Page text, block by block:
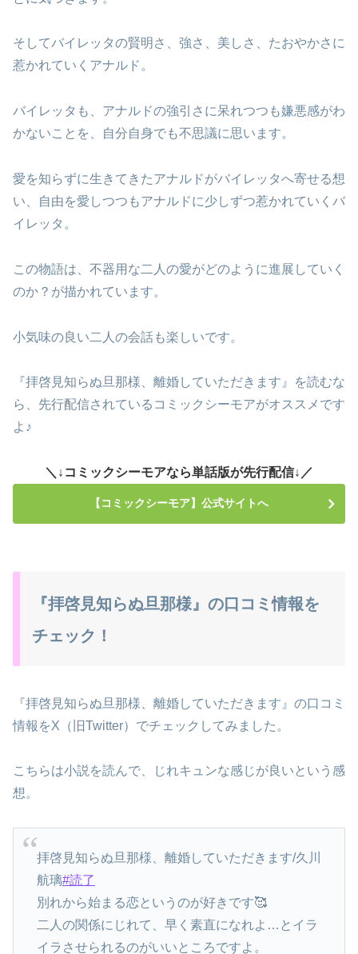
そしてバイレッタの賢明さ、強さ、美しさ、たおやかさに
惹かれていくアナルド。
バイレッタも、アナルドの強引さに呆れつつも嫌悪感がわ
かないことを、自分自身でも不思議に思います。
愛を知らずに生きてきたアナルドがバイレッタへ寄せる想
い、自由を愛しつつもアナルドに少しずつ惹かれていくバ
イレッタ。
この物語は、不器用な二人の愛がどのように進展していく
のか？が描かれています。
小気味の良い二人の会話も楽しいです。
『拝啓見知らぬ旦那様、離婚していただきます』を読むな
ら、先行配信されているコミックシーモアがオススメです
よ♪
＼↓コミックシーモアなら単話版が先行配信↓／
【コミックシーモア】公式サイトへ
『拝啓見知らぬ旦那様』の口コミ情報を
チェック！
『拝啓見知らぬ旦那様、離婚していただきます』の口コミ
情報をX（旧Twitter）でチェックしてみました。
こちらは小説を読んで、じれキュンな感じが良いという感
想。
拝啓見知らぬ旦那様、離婚していただきます/久川
航璃#読了
別れから始まる恋というのが好きです🥰
二人の関係にじれて、早く素直になれよ…とイラ
イラさせられるのがいいところですよ。